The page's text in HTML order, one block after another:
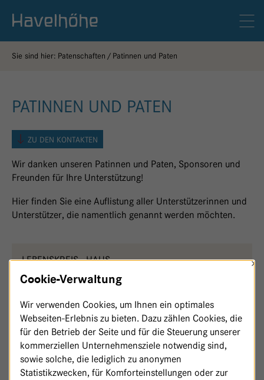
Sie sind hier: Patenschaften Patinnen und Paten
PATINNEN UND PATEN
ZU DEN KONTAKTEN
Wir danken unseren Patinnen und Paten, Sponsoren und
Freunden für Ihre Unterstützung!
Hier finden Sie eine Auflistung aller Unterstützerinnen und
Unterstützer, die namentlich genannt werden möchten.
LEBENSKREIS - HAUS
11
Cookie-Verwaltung
×
Wir verwenden Cookies, um Ihnen ein optimales
Webseiten-Erlebnis zu bieten. Dazu zählen Cookies, die
für den Betrieb der Seite und für die Steuerung unserer
kommerziellen Unternehmensziele notwendig sind,
sowie solche, die lediglich zu anonymen
Statistikzwecken, für Komforteinstellungen oder zur